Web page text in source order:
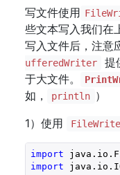
写文件使用
些文本写入我们在
写入文件后，注意
ufferedWriter
提
于大文件。
如，
println ）
1）使用
import
import